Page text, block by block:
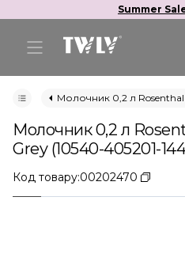
Summer
Молочник 0,2 л Rosenthal
Молочник 0,2 л
Grey (10540-405201-
Код товару:00202470